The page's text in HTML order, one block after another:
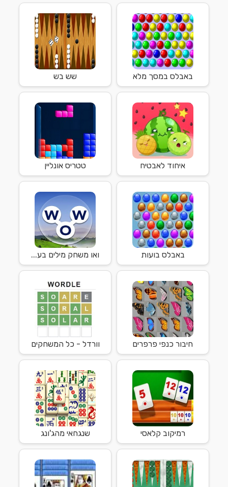
באבלס במסך מלא שש בש
איחוד לאבטיח טטריס אונליין
באבלס בועות ואו משחק מילים בע...
חיבור כנפי פרפרים וורדל - כל המשחקים
רמיקוב קלאסי שנגחאי מהג'ונג